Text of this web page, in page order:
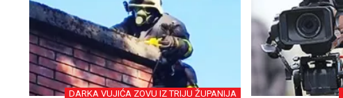
DARKA VUJIĆA ZOVU IZ TRIJU ŽUPANIJA